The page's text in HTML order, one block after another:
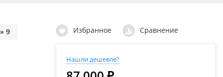
9 Избранное Сравнение
Нашли дешевле?